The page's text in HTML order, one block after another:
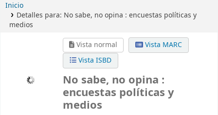
Inicio
Detalles para: No sabe, no opina : encuestas políticas y
medios
Vista normal
Vista MARC
Vista ISBD
No sabe, no opina :
encuestas políticas y
medios